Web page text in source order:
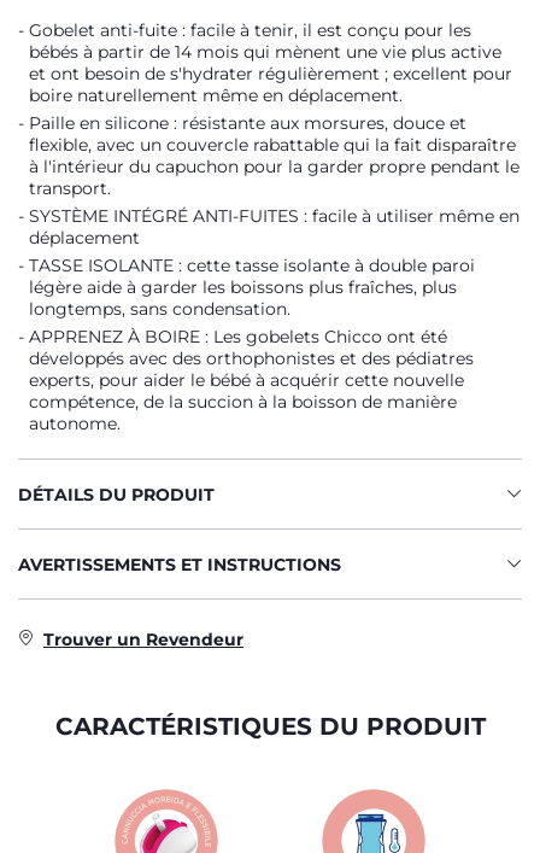
Gobelet anti-fuite : facile à tenir, il est conçu pour les
bébés à partir de 14 mois qui mènent une vie plus active
et ont besoin de s'hydrater régulièrement ; excellent pour
boire naturellement même en déplacement.
Paille en silicone : résistante aux morsures, douce et
flexible, avec un couvercle rabattable qui la fait disparaître
à l'intérieur du capuchon pour la garder propre pendant le
transport.
SYSTÈME INTÉGRÉ ANTI-FUITES : facile à utiliser même en
déplacement
TASSE ISOLANTE : cette tasse isolante à double paroi
légère aide à garder les boissons plus fraîches, plus
longtemps, sans condensation.
APPRENEZ À BOIRE : Les gobelets Chicco ont été
développés avec des orthophonistes et des pédiatres
experts, pour aider le bébé à acquérir cette nouvelle
compétence, de la succion à la boisson de manière
autonome.
DÉTAILS DU PRODUIT
AVERTISSEMENTS ET INSTRUCTIONS
Trouver un Revendeur
CARACTÉRISTIQUES DU PRODUIT